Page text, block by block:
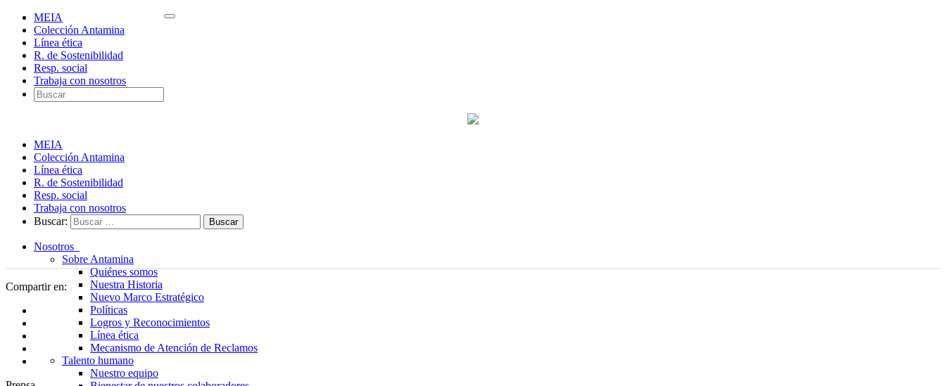
MEIA
Colección Antamina
Línea ética
R. de Sostenibilidad
Resp. social
Trabaja con nosotros
MEIA
Colección Antamina
Línea ética
R. de Sostenibilidad
Resp. social
Trabaja con nosotros
Buscar:
Nosotros
Sobre Antamina
Quiénes somos
Nuestra Historia
Nuevo Marco Estratégico
Políticas
Logros y Reconocimientos
Línea ética
Mecanismo de Atención de Reclamos
Talento humano
Nuestro equipo
Compartir en: